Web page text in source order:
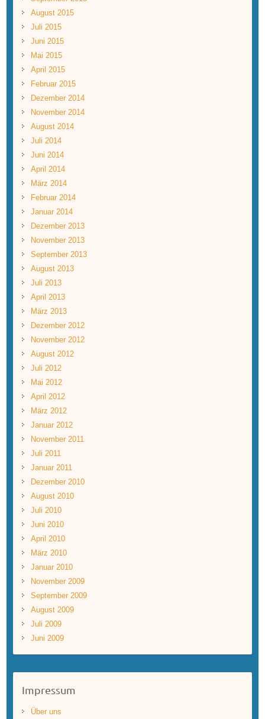
August 2015
Juli 2015
Juni 2015
Mai 2015
April 2015
Februar 2015
Dezember 2014
November 2014
August 2014
Juli 2014
Juni 2014
April 2014
März 2014
Februar 2014
Januar 2014
Dezember 2013
November 2013
September 2013
August 2013
Juli 2013
April 2013
März 2013
Dezember 2012
November 2012
August 2012
Juli 2012
Mai 2012
April 2012
März 2012
Januar 2012
November 2011
Juli 2011
Januar 2011
Dezember 2010
August 2010
Juli 2010
Juni 2010
April 2010
März 2010
Januar 2010
November 2009
September 2009
August 2009
Juli 2009
Juni 2009
Impressum
Über uns